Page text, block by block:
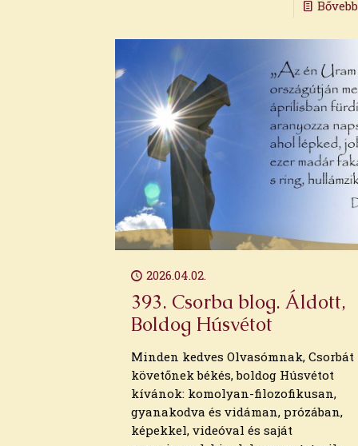
2026.04.02.
393. Csorba blog. Áldott,
Boldog Húsvétot
Minden kedves Olvasómnak, Csorbát
követőnek békés, boldog Húsvétot
kívánok: komolyan-filozofikusan,
gyanakodva és vidáman, prózában,
képekkel, videóval és saját
Archívum
2026. augusztus
2026. július
2026. június
2026. május
2026. április
2026. március
2026. február
2026. január
2025. december
2025. november
2025. október
2025. szeptember
2025. augusztus
2025. július